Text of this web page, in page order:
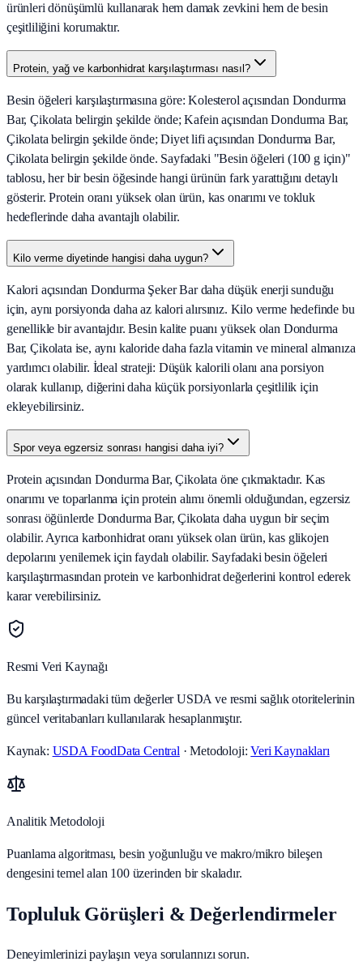
ürünleri dönüşümlü kullanarak hem damak zevkini hem de besin
çeşitliliğini korumaktır.
Protein, yağ ve karbonhidrat karşılaştırması nasıl?
Besin öğeleri karşılaştırmasına göre: Kolesterol açısından Dondurma
Bar, Çikolata belirgin şekilde önde; Kafein açısından Dondurma Bar,
Çikolata belirgin şekilde önde; Diyet lifi açısından Dondurma Bar,
Çikolata belirgin şekilde önde. Sayfadaki "Besin öğeleri (100 g için)"
tablosu, her bir besin öğesinde hangi ürünün fark yarattığını detaylı
gösterir. Protein oranı yüksek olan ürün, kas onarımı ve tokluk
hedeflerinde daha avantajlı olabilir.
Kilo verme diyetinde hangisi daha uygun?
Kalori açısından Dondurma Şeker Bar daha düşük enerji sunduğu
için, aynı porsiyonda daha az kalori alırsınız. Kilo verme hedefinde bu
genellikle bir avantajdır. Besin kalite puanı yüksek olan Dondurma
Bar, Çikolata ise, aynı kaloride daha fazla vitamin ve mineral almanıza
yardımcı olabilir. İdeal strateji: Düşük kalorili olanı ana porsiyon
olarak kullanıp, diğerini daha küçük porsiyonlarla çeşitlilik için
ekleyebilirsiniz.
Spor veya egzersiz sonrası hangisi daha iyi?
Protein açısından Dondurma Bar, Çikolata öne çıkmaktadır. Kas
onarımı ve toparlanma için protein alımı önemli olduğundan, egzersiz
sonrası öğünlerde Dondurma Bar, Çikolata daha uygun bir seçim
olabilir. Ayrıca karbonhidrat oranı yüksek olan ürün, kas glikojen
depolarını yenilemek için faydalı olabilir. Sayfadaki besin öğeleri
karşılaştırmasından protein ve karbonhidrat değerlerini kontrol ederek
karar verebilirsiniz.
Resmi Veri Kaynağı
Bu karşılaştırmadaki tüm değerler USDA ve resmi sağlık otoritelerinin
güncel veritabanları kullanılarak hesaplanmıştır.
Kaynak: USDA FoodData Central · Metodoloji:Veri Kaynakları
Analitik Metodoloji
Puanlama algoritması, besin yoğunluğu ve makro/mikro bileşen
dengesini temel alan 100 üzerinden bir skaladır.
Topluluk Görüşleri & Değerlendirmeler
Deneyimlerinizi paylaşın veya sorularınızı sorun.